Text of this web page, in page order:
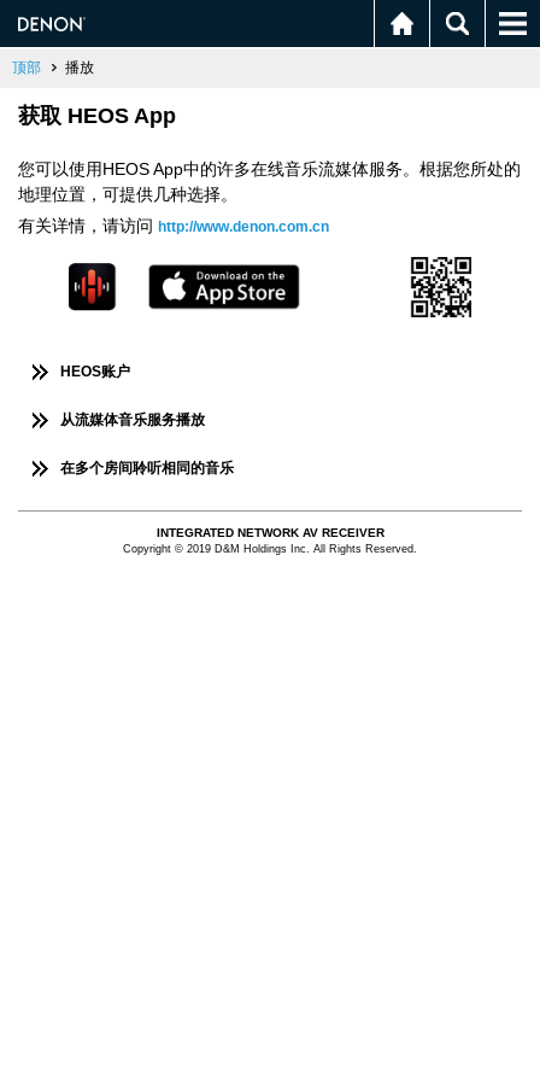
顶部 播放
获取 HEOS App
您可以使用HEOS App中的许多在线音乐流媒体服务。根据您所处的
地理位置，可提供几种选择。
有关详情，请访问 http://www.denon.com.cn
HEOS账户
从流媒体音乐服务播放
在多个房间聆听相同的音乐
INTEGRATED NETWORK AV RECEIVER
Copyright © 2019 D&M Holdings Inc. All Rights Reserved.